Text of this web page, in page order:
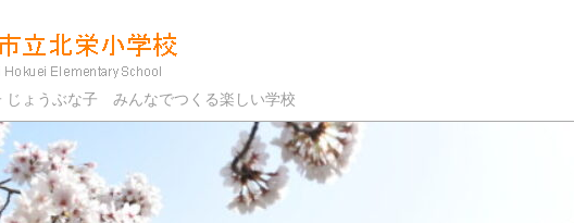
小学校
ょうぶな子 みんなでつくる楽しい学校